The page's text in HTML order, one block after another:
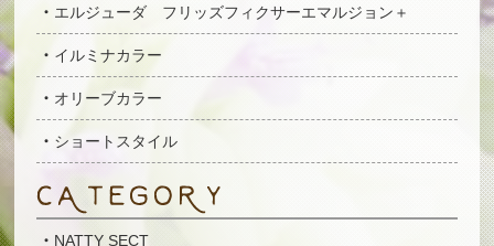
エルジューダ フリッズフィクサーエマルジョン＋
イルミナカラー
オリーブカラー
ショートスタイル
NATTY SECT